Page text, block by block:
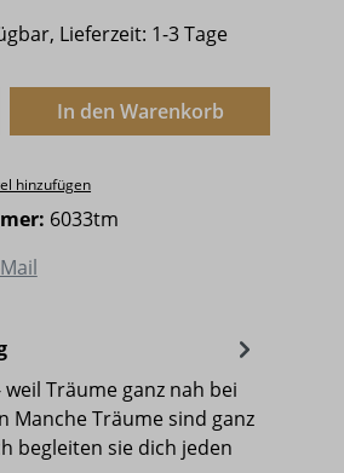
Lieferzeit: 1-3 Tage
Gib den
In den Warenkorb
hinzufügen
6033tm
Träume ganz nah bei
Manche Träume sind ganz
begleiten sie dich jeden